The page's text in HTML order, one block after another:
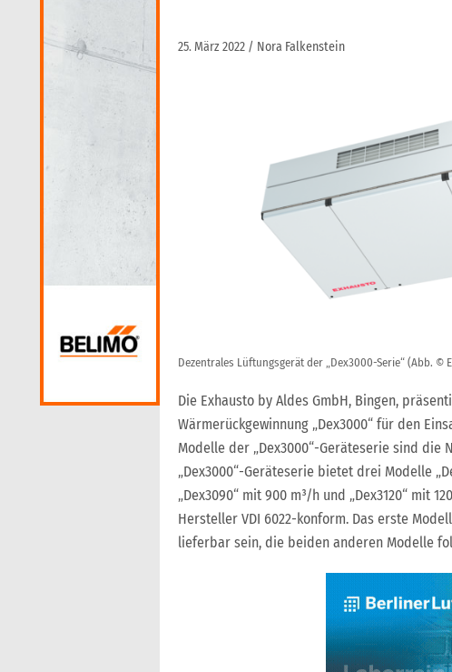
25. März 2022 Nora Falkenstein
Dezentrales Lüftungsgerät der „Dex3000-Serie“ (Abb. ©
Die Exhausto by Aldes GmbH, Bingen,
Wärmerückgewinnung „Dex3000“ für den
Modelle der „Dex3000“-Geräteserie sind die
„Dex3000“-Geräteserie bietet drei Modelle
„Dex3090“ mit 900 m³/h und „Dex3120“ mit
Hersteller VDI 6022-konform. Das erste
lieferbar sein, die beiden anderen Modelle